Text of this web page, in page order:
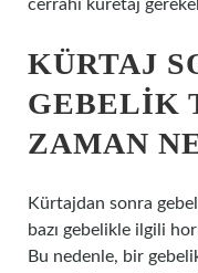
cerrahi küretaj
KÜRTAJ
GEBELIK
ZAMAN
Kürtajdan sonra
bazı gebelikle ilgili
Bu nedenle, bir